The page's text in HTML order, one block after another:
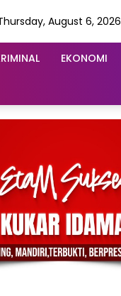
August 6, 2026
EKONOMI